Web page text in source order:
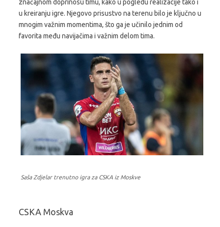
značajnom doprinosu timu, kako u pogledu realizacije tako i
u kreiranju igre. Njegovo prisustvo na terenu bilo je ključno u
mnogim važnim momentima, što ga je učinilo jednim od
favorita među navijačima i važnim delom tima.
Saša Zdjelar trenutno igra za CSKA iz Moskve
CSKA Moskva